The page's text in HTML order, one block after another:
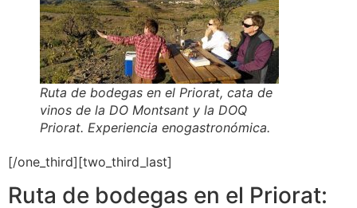
Ruta de bodegas en el Priorat, cata de
vinos de la DO Montsant y la DOQ
Priorat. Experiencia enogastronómica.
[/one_third][two_third_last]
Ruta de bodegas en el Priorat: